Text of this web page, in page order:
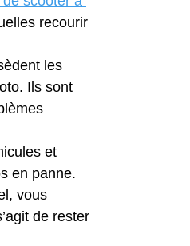
recourir
les
Ils sont
et
en panne.
vous
de rester